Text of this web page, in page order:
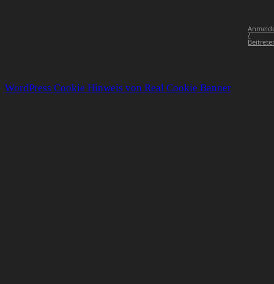
/
WordPress Cookie Hinweis von Real Cookie Banner